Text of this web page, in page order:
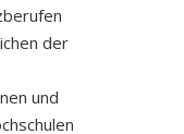
der
und